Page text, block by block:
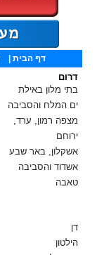
דף הבית
דרום
בתי מלון באילת
ים המלח והסביבה
מצפה רמון, ערד,
ירוחם
אשקלון, באר שבע
אשדוד והסביבה
טאבה
דן
הילטון